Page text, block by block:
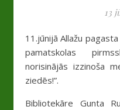
13
11.jūnijā Allažu pagasta bibliotēkā sadarbībā ar Allažu
pamatskolas
norisinājās izzinoša
ziedēs!”.
Bibliotekāre Gunta